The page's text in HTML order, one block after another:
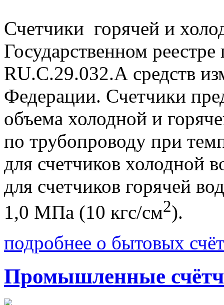
Счетчики горячей и
Государственном
RU.C.29.032.A средств
Федерации. Счетчики
объема холодной и
по трубопроводу при
для счетчиков холодной
для счетчиков горячей
1,0 МПа (10 кгс/см2).
подробнее о бытовых
Промышленные